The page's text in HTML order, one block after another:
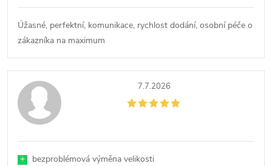
Úžasné, perfektní, komunikace, rychlost dodání, osobní péče o
zákazníka na maximum
7.7.2026
+ bezproblémová výměna velikosti